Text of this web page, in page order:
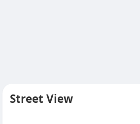
Street View